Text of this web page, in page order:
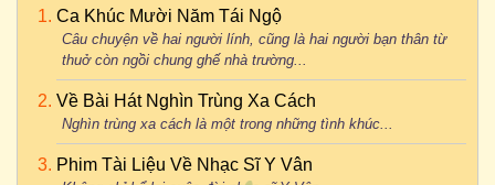
Ca Khúc Mười Năm Tái Ngộ
Câu chuyện về hai người lính, cũng là hai người bạn thân từ
thuở còn ngồi chung ghế nhà trường...
Về Bài Hát Nghìn Trùng Xa Cách
Nghìn trùng xa cách là một trong những tình khúc...
Phim Tài Liệu Về Nhạc Sĩ Y Vân